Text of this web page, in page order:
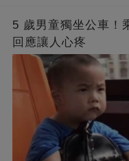
5 歲男童獨坐公車！
回應讓人心疼